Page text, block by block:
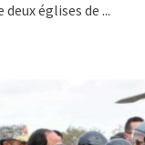
églises de ...